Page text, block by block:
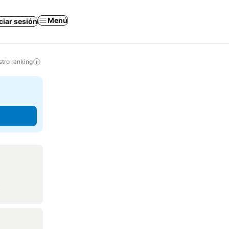
sesión Menú
ranking